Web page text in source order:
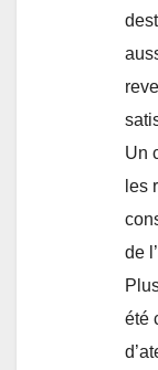
Un
les
de
été